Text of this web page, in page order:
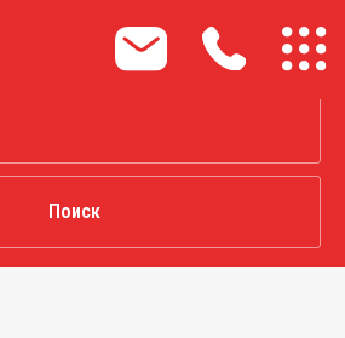
Поиск